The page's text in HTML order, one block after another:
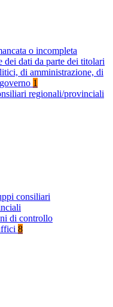
o incompleta
dei dati da parte dei titolari
di amministrazione, di
1
regionali/provinciali
consiliari
di controllo
8